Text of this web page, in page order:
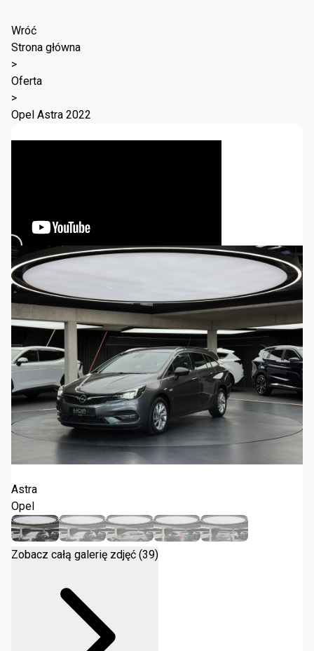
Wróć
Strona główna
>
Oferta
>
Opel Astra 2022
Opel Astra Business Elegance 2022
Astra
Opel
Zobacz całą galerię zdjęć (39)